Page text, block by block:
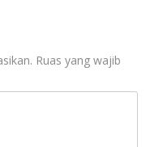
Ruas yang wajib